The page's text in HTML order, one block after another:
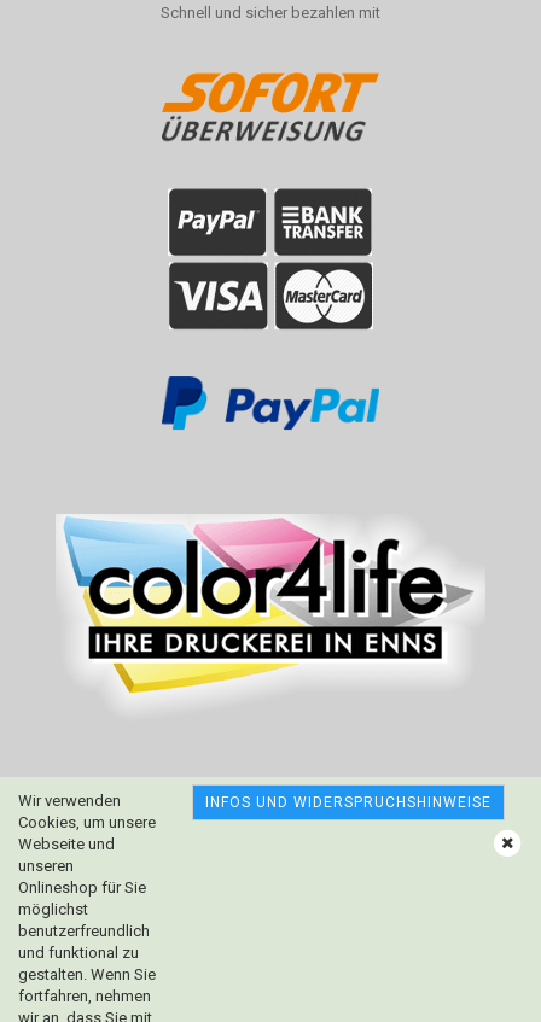
Wir verwenden
Cookies, um unsere
Webseite und
unseren
Onlineshop für Sie
möglichst
benutzerfreundlich
und funktional zu
gestalten. Wenn Sie
fortfahren, nehmen
wir an, dass Sie mit
INFOS UND WIDERSPRUCHSHINWEISE
Schnell und sicher bezahlen mit